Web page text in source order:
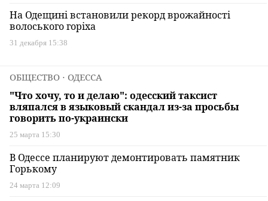
На Одещині встановили рекорд врожайності
волоського горіха
31 декабря 15:38
ОБЩЕСТВО ⋅ ОДЕССА
"Что хочу, то и делаю": одесский таксист
вляпался в языковый скандал из-за просьбы
говорить по-украински
25 марта 15:30
В Одессе планируют демонтировать памятник
Горькому
24 марта 12:09